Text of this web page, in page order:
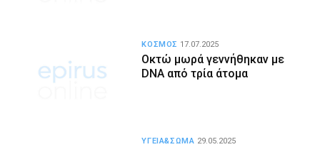
Οκτώ μωρά γεννήθηκαν με
DNA από τρία άτομα
ΚΟΣΜΟΣ 17.07.2025
ΥΓΕΙΑ&ΣΩΜΑ 29.05.2025